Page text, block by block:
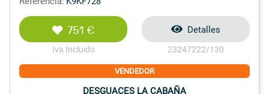
751 €
Iva Incluido
Detalles
23247222/130
VENDEDOR
DESGUACES LA CABAÑA